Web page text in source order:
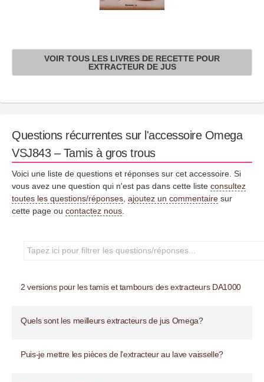
VOIR TOUS LES LIVRES DE RECETTE POUR
EXTRACTEUR DE JUS
Questions récurrentes sur l'accessoire Omega
VSJ843 – Tamis à gros trous
Voici une liste de questions et réponses sur cet accessoire. Si
vous avez une question qui n'est pas dans cette liste consultez
toutes les questions/réponses ajoutez un commentaire sur
cette page ou contactez nous
2 versions pour les tamis et tambours des extracteurs DA1000
Quels sont les meilleurs extracteurs de jus Omega?
Puis-je mettre les pièces de l’extracteur au lave vaisselle?